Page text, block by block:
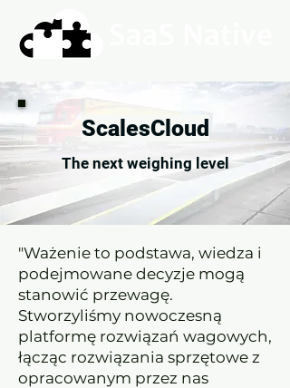
ScalesCloud
The next weighing level
"Ważenie to podstawa, wiedza i
podejmowane decyzje mogą
stanowić przewagę.
Stworzyliśmy nowoczesną
platformę rozwiązań wagowych,
łącząc rozwiązania sprzętowe z
opracowanym przez nas